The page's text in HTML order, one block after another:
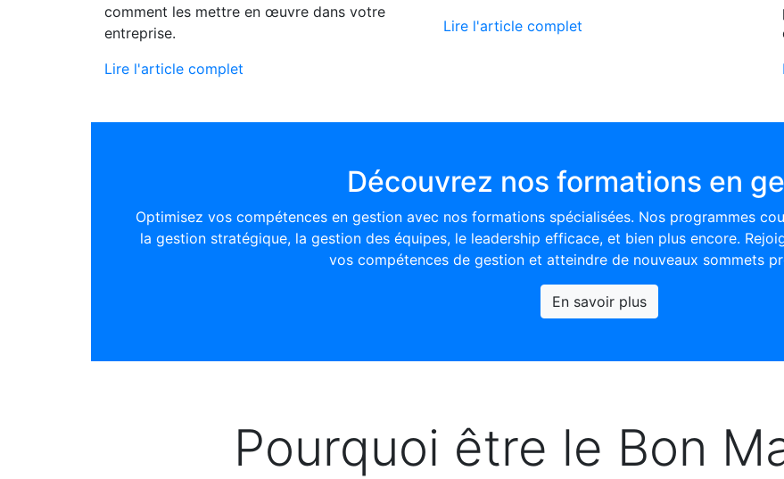
comment les mettre en œuvre dans votre
entreprise.
Lire l'article complet
Lire l'article complet
Découvrez nos formations en
Optimisez vos compétences en gestion avec nos formations spécialisées. Nos programmes
la gestion stratégique, la gestion des équipes, le leadership efficace, et bien plus encore.
vos compétences de gestion et atteindre de nouveaux sommets
En savoir plus
Pourquoi être le Bon